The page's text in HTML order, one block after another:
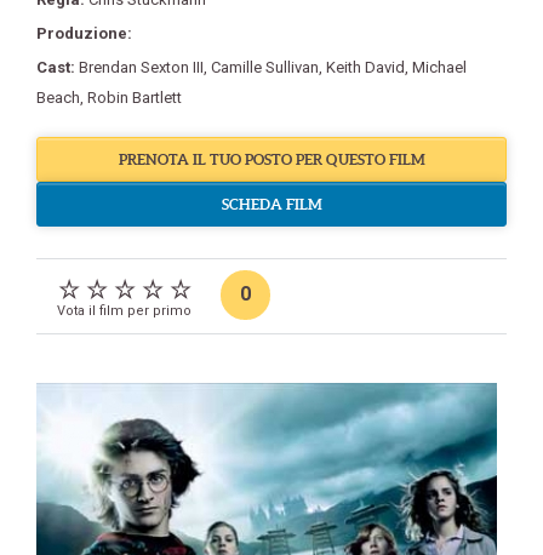
Produzione:
Cast: Brendan Sexton III, Camille Sullivan, Keith David, Michael
Beach, Robin Bartlett
PRENOTA IL TUO POSTO PER QUESTO FILM
SCHEDA FILM
Vota il film per primo
0